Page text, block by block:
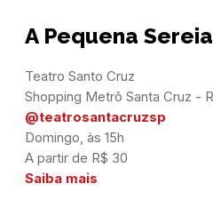
A Pequena Sereia
Teatro Santo Cruz
@teatrosantacruzsp
Domingo, às 15h
Saiba mais